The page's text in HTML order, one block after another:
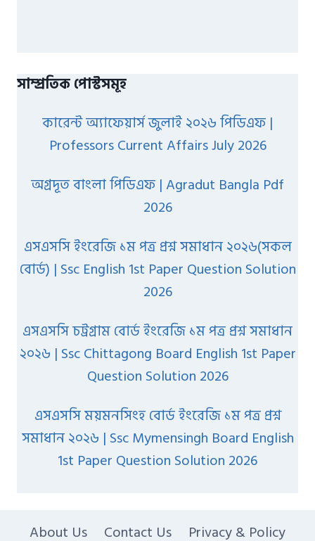
সাম্প্রতিক পোস্টসমূহ
কারেন্ট অ্যাফেয়ার্স জুলাই ২০২৬ পিডিএফ |
Professors Current Affairs July 2026
অগ্রদূত বাংলা পিডিএফ | Agradut Bangla Pdf
2026
এসএসসি ইংরেজি ১ম পত্র প্রশ্ন সমাধান ২০২৬(সকল
বোর্ড) | Ssc English 1st Paper Question Solution
2026
এসএসসি চট্রগ্রাম বোর্ড ইংরেজি ১ম পত্র প্রশ্ন সমাধান
২০২৬ | Ssc Chittagong Board English 1st Paper
Question Solution 2026
এসএসসি ময়মনসিংহ বোর্ড ইংরেজি ১ম পত্র প্রশ্ন
সমাধান ২০২৬ | Ssc Mymensingh Board English
1st Paper Question Solution 2026
About Us Contact Us Privacy & Policy